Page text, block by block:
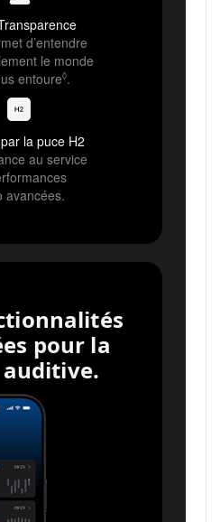
d’entendre
le monde
entoure◊Renvoi aux mentions
.
la puce H2
au service
avancées.
pour la